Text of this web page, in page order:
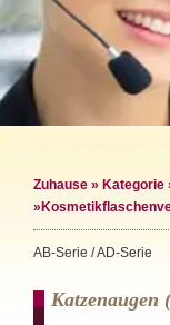
Zuhause » Kategorie
»
AB-Serie / AD-Serie
Katzenaugen